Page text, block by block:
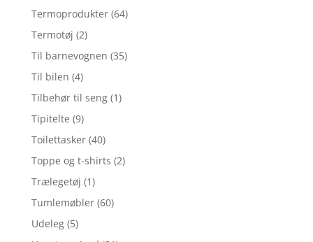
Termoprodukter (64)
Termotøj (2)
Til barnevognen (35)
Til bilen (4)
Tilbehør til seng (1)
Tipitelte (9)
Toilettasker (40)
Toppe og t-shirts (2)
Trælegetøj (1)
Tumlemøbler (60)
Udeleg (5)